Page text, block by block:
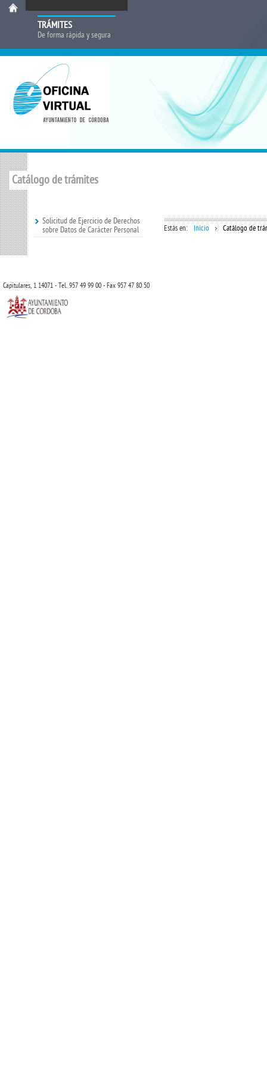
TRÁMITES
De forma rápida y segura
Catálogo de trámites
Solicitud de Ejercicio de Derechos
sobre Datos de Carácter Personal
Estás en: Inicio Catálogo de
Capitulares, 1 14071 - Tel. 957 49 99 00 - Fax 957 47 80 50